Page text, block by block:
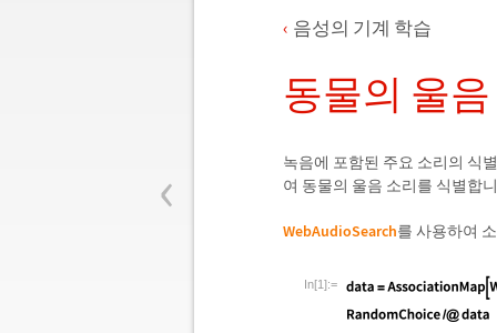
‹
음성의 기계 학습
동물의 울
녹음에 포함된 주요 소리의 식
여 동물의 울음 소리를 식별합
WebAudioSearch를 사용하여
In[1]:=